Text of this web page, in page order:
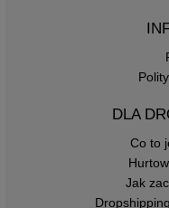
DLA
Co to
Jak